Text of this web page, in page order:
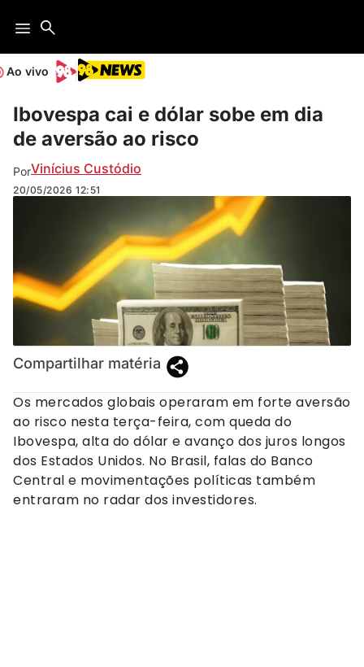
Ao vivo
Ibovespa cai e dólar sobe em dia
de aversão ao risco
PorVinícius Custódio
20/05/2026 12:51
Compartilhar matéria
Os mercados globais operaram em forte aversão
ao risco nesta terça-feira, com queda do
Ibovespa, alta do dólar e avanço dos juros longos
dos Estados Unidos. No Brasil, falas do Banco
Central e movimentações políticas também
entraram no radar dos investidores.